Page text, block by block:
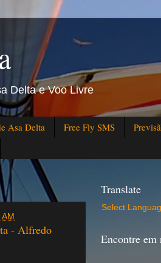
Delta e Voo Livre
Asa Delta Free Fly SMS
- Alfredo
Translate
Select
Encontre em